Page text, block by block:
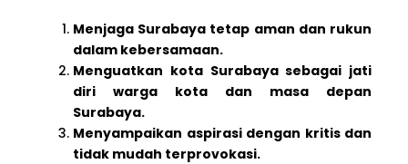
Menjaga Surabaya tetap aman dan rukun
dalam kebersamaan.
Menguatkan kota Surabaya sebagai jati
diri warga kota dan masa depan
Surabaya.
Menyampaikan aspirasi dengan kritis dan
tidak mudah terprovokasi.